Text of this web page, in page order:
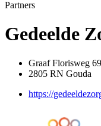
Partners
Gedeelde
Graaf Florisweg 69
2805 RN Gouda
https://